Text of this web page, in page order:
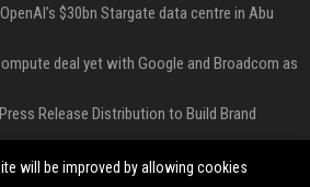
$30bn Stargate data centre in Abu
deal yet with Google and Broadcom as
Release Distribution to Build Brand
App Store, and Apple is fighting back
will be improved by allowing cookies